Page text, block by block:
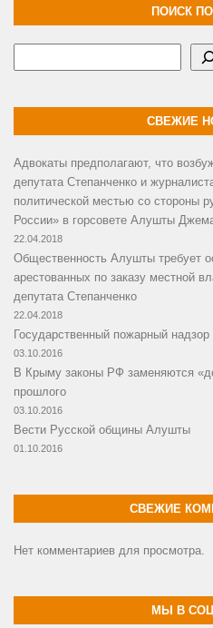
ПОИСК
СВЕЖИЕ
Адвокаты предполагают, что
депутата Степанченко и
политической местью со стороны
России» в горсовете Алушты
22.04.2018
Общественность Алушты требует
арестованных по заказу местной
депутата Степанченко
22.04.2018
Государственный пожарный
03.10.2016
В Крыму законы РФ заменяются
прошлого
03.10.2016
Вести Русской общины Алушты
01.10.2016
СВЕЖИЕ
Нет комментариев для просмотра.
МЫ В